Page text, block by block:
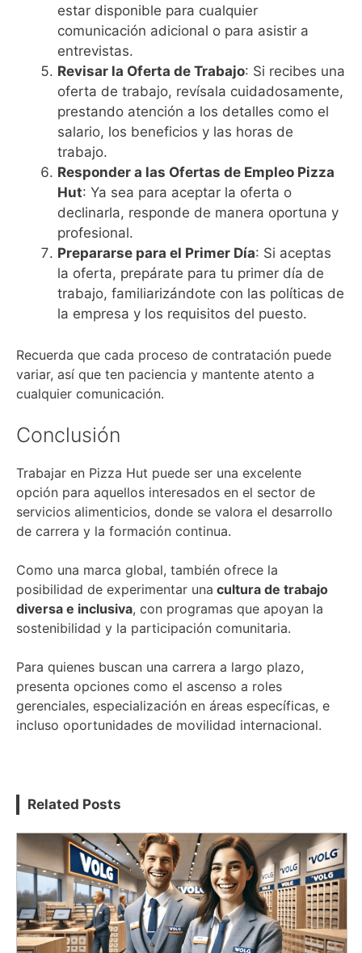
estar disponible para cualquier
comunicación adicional o para asistir a
entrevistas.
Revisar la Oferta de Trabajo: Si recibes una
oferta de trabajo, revísala cuidadosamente,
prestando atención a los detalles como el
salario, los beneficios y las horas de
trabajo.
Responder a las Ofertas de Empleo Pizza
Hut: Ya sea para aceptar la oferta o
declinarla, responde de manera oportuna y
profesional.
Prepararse para el Primer Día: Si aceptas
la oferta, prepárate para tu primer día de
trabajo, familiarizándote con las políticas de
la empresa y los requisitos del puesto.
Recuerda que cada proceso de contratación puede
variar, así que ten paciencia y mantente atento a
cualquier comunicación.
Conclusión
Trabajar en Pizza Hut puede ser una excelente
opción para aquellos interesados en el sector de
servicios alimenticios, donde se valora el desarrollo
de carrera y la formación continua.
Como una marca global, también ofrece la
posibilidad de experimentar una cultura de trabajo
diversa e inclusiva, con programas que apoyan la
sostenibilidad y la participación comunitaria.
Para quienes buscan una carrera a largo plazo,
presenta opciones como el ascenso a roles
gerenciales, especialización en áreas específicas, e
incluso oportunidades de movilidad internacional.
Related Posts